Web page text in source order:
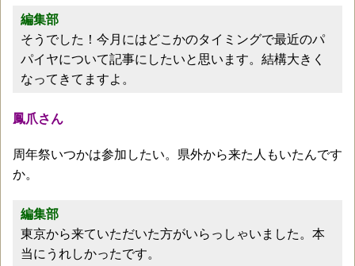
編集部
そうでした！今月にはどこかのタイミングで最近のパ
パイヤについて記事にしたいと思います。結構大きく
なってきてますよ。
鳳爪さん
周年祭いつかは参加したい。県外から来た人もいたんです
か。
編集部
東京から来ていただいた方がいらっしゃいました。本
当にうれしかったです。